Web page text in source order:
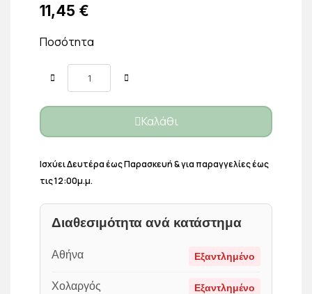
11,45 €
Ποσότητα
Καλάθι
Ισχύει Δευτέρα έως Παρασκευή & για παραγγελίες έως
τις 12:00μ.μ.
Διαθεσιμότητα ανά κατάστημα
Αθήνα Εξαντλημένο
Χολαργός Εξαντλημένο